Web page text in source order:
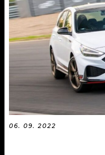
KVÍZY
KULTURA
OSTATNÍ
PLAYLIST
JAK NALADIT
06. 09. 2022